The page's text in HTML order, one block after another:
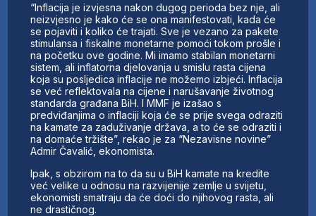
“Inflacija je izvjesna nakon dugog perioda bez nje, ali
neizvjesno je kako će se ona manifestovati, kada će
se pojaviti i koliko će trajati. Sve je vezano za pakete
stimulansa i fiskalne monetarne pomoći tokom prošle i
na početku ove godine. Mi imamo stabilan monetarni
sistem, ali inflatorna djelovanja u smislu rasta cijena
koja su posljedica inflacije ne možemo izbjeći. Inflacija
se već reflektovala na cijene i narušavanje životnog
standarda građana BiH. I MMF je izašao s
predviđanjima o inflaciji koja će se prije svega odraziti
na kamate za zaduživanje država, a to će se odraziti i
na domaće tržište”, rekao je za “Nezavisne novine”
Admir Čavalić, ekonomista.
Ipak, s obzirom na to da su u BiH kamate na kredite
već velike u odnosu na razvijenije zemlje u svijetu,
ekonomisti smatraju da će doći do njihovog rasta, ali
ne drastičnog.